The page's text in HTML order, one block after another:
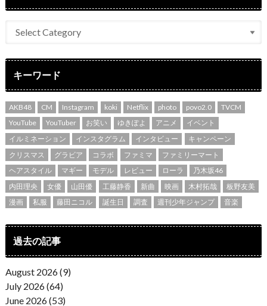
キーワード
AKB48 CM Instagram koki Netflix photo povo2.0
TVCM
YouTube
YouTuber お笑い ゆきぽよ アニメ
イベント
イルミネーション
インスタグラム インタビュー
キャンペーン
クリスマス
グラビア コラボ ファミマ
ファミリーマート
ヘアスタイル
マギー モデル レビュー ローラ
乃木坂46
内田理央
女優 山田優 工藤静香 新曲 映画 木村拓哉
板野友美
漫画
私服 藤田ニコル 誕生日 調査 週刊少年ジャンプ 音楽
過去の記事
August 2026 (9)
July 2026 (64)
June 2026 (53)